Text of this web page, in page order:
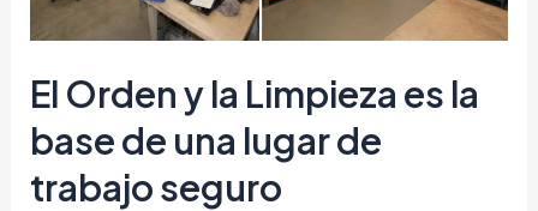
El Orden y la Limpieza es la
base de una lugar de
trabajo seguro